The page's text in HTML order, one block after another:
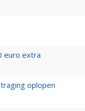
euro extra
oplopen